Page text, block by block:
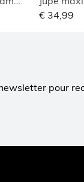
€ 34,99
pour